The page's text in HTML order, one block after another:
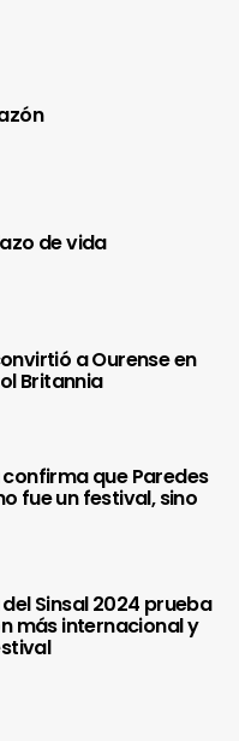
de vida
a Ourense en
Britannia
que Paredes
fue un festival, sino
Sinsal 2024 prueba
más internacional y